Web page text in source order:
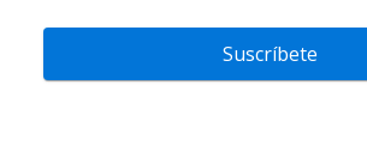
Suscríbete